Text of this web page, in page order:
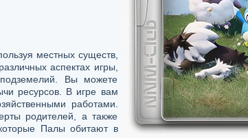
местных существ,
аспектах игры,
подземелий. Вы можете
ресурсов. В игре вам
работами.
родителей, а также
Палы обитают в